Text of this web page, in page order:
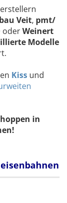
Veit, pmt/
oderWeinert
Modelle
Kiss und
in